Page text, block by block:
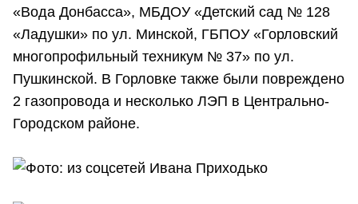
«Вода Донбасса», МБДОУ «Детский сад № 128
«Ладушки» по ул. Минской, ГБПОУ «Горловский
многопрофильный техникум № 37» по ул.
Пушкинской. В Горловке также были повреждено
2 газопровода и несколько ЛЭП в Центрально-
Городском районе.